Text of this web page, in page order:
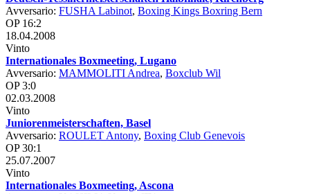
Avversario: FUSHA Labinot, Boxing Kings Boxring Bern
OP 16:2
18.04.2008
Vinto
Internationales Boxmeeting, Lugano
Avversario: MAMMOLITI Andrea, Boxclub Wil
OP 3:0
02.03.2008
Vinto
Juniorenmeisterschaften, Basel
Avversario: ROULET Antony, Boxing Club Genevois
OP 30:1
25.07.2007
Vinto
Internationales Boxmeeting, Ascona